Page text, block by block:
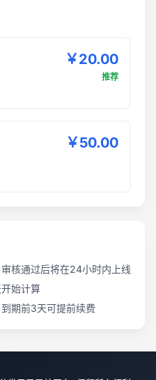
￥20.00
推荐
￥50.00
核通过后将在24小时内上线
始计算
期前3天可提前续费